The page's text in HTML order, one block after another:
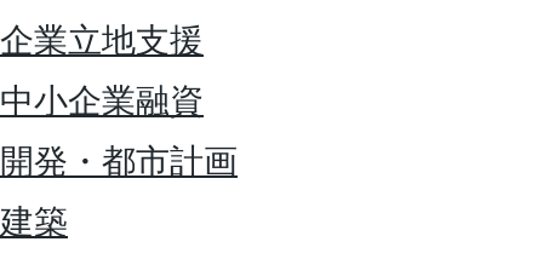
企業立地支援
中小企業融資
開発・都市計画
建築